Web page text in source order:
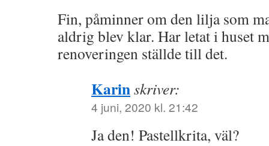
Fin, påminner om den lilja som
aldrig blev klar. Har letat i huset
renoveringen ställde till det.
Karinskriver:
4 juni, 2020 kl. 21:42
Ja den! Pastellkrita, väl?